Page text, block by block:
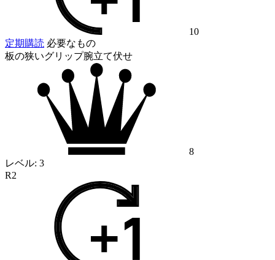
10
定期購読 必要なもの
板の狭いグリップ腕立て伏せ
8
レベル: 3
R2